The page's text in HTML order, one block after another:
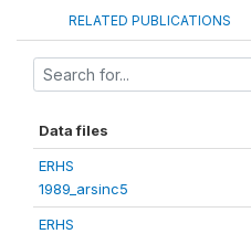
RELATED PUBLICATIONS
Data files
ERHS
1989_arsinc5
ERHS